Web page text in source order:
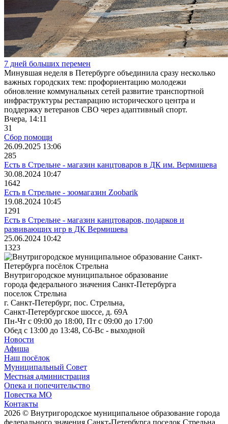
7 дней больших перемен
Минувшая неделя в Петербурге объединила сразу несколько
важных городских тем: профориентацию молодежи
обновление коммунальных сетей развитие транспортной
инфраструктуры реставрацию исторического центра и
поддержку ветеранов СВО через адаптивный спорт.
Вчера, 14:11
31
Сбор помощи
26.09.2025 13:06
285
Есть в Стрельне - магазин канцтоваров в ДК им. Вермишева
30.08.2024 10:47
1642
Есть в Стрельне - зоомагазин Zoobarik
19.08.2024 10:45
1291
Есть в Стрельне - магазин канцтоваров, подарков и
развивающих игр в ДК Вермишева
25.06.2024 10:42
1323
Внутригородское муниципальное образование
города федерального значения Санкт-Петербурга
поселок Стрельна
г. Санкт-Петербург, пос. Стрельна,
Санкт-Петербургское шоссе, д. 69А
Пн-Чт с 09:00 до 18:00, Пт с 09:00 до 17:00
Обед с 13:00 до 13:48, Сб-Вс - выходной
Новости
Афиша
Наш посёлок
Муниципальный Совет
Местная администрация
Опека и попечительство
Повестка МО
Контакты
2026 © Внутригородское муниципальное образование города